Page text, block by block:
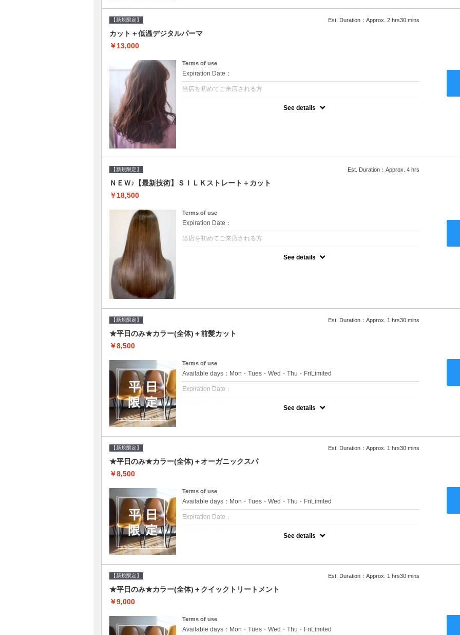
【新規限定】 Est. Duration：Approx. 2 hrs30 mins
カット＋低温デジタルパーマ
￥13,000
Terms of use
Expiration Date：
当店を初めてご来店される方
See details
【新規限定】 Est. Duration：Approx. 4 hrs
ＮＥＷ♪【最新技術】ＳＩＬＫストレート＋カット
￥18,500
Terms of use
Expiration Date：
当店を初めてご来店される方
See details
【新規限定】 Est. Duration：Approx. 1 hrs30 mins
★平日のみ★カラー(全体)＋前髪カット
￥8,500
Terms of use
Available days：Mon・Tues・Wed・Thu・FriLimited
Expiration Date：
新規限定の平日のみのクーポンです★
をご提案させて頂きます●選べるシャンプー付き●次回以降は早期割引で10～20%off
See details
【新規限定】 Est. Duration：Approx. 1 hrs30 mins
★平日のみ★カラー(全体)＋オーガニックスパ
￥8,500
Terms of use
Available days：Mon・Tues・Wed・Thu・FriLimited
Expiration Date：
新規限定の平日のみのクーポンです★
をご提案させて頂きます●選べるシャンプー付き●次回以降は早期割引で10～20%off
See details
【新規限定】 Est. Duration：Approx. 1 hrs30 mins
★平日のみ★カラー(全体)＋クイックトリートメント
￥9,000
Terms of use
Available days：Mon・Tues・Wed・Thu・FriLimited